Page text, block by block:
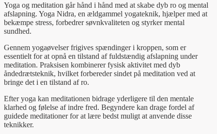
Yoga og meditation går hånd i hånd med at skabe dyb ro og mental
afslapning. Yoga Nidra, en ældgammel yogateknik, hjælper med at
bekæmpe stress, forbedrer søvnkvaliteten og styrker mental
sundhed.
Gennem yogaøvelser frigives spændinger i kroppen, som er
essentielt for at opnå en tilstand af fuldstændig afslapning under
meditation. Praksisen kombinerer fysisk aktivitet med dyb
åndedrætsteknik, hvilket forbereder sindet på meditation ved at
bringe det i en tilstand af ro.
Efter yoga kan meditationen bidrage yderligere til den mentale
klarhed og følelse af indre fred. Begyndere kan drage fordel af
guidede meditationer for at lære bedst muligt at anvende disse
teknikker.